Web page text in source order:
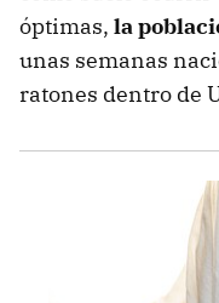
óptimas, la
unas semanas
ratones dentro de